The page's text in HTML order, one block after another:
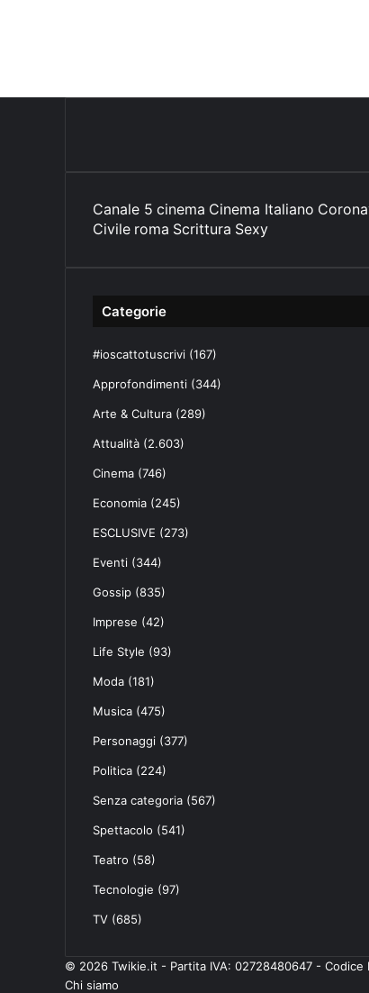
Canale 5 cinema Cinema Italiano
Civile roma Scrittura Sexy
Categorie
#ioscattotuscrivi (167)
Approfondimenti (344)
Arte & Cultura (289)
Attualità (2.603)
Cinema (746)
Economia (245)
ESCLUSIVE (273)
Eventi (344)
Gossip (835)
Imprese (42)
Life Style (93)
Moda (181)
Musica (475)
Personaggi (377)
Politica (224)
Senza categoria (567)
Spettacolo (541)
Teatro (58)
Tecnologie (97)
TV (685)
© 2026 Twikie.it - Partita IVA: 02728480647 - Codice
Chi siamo